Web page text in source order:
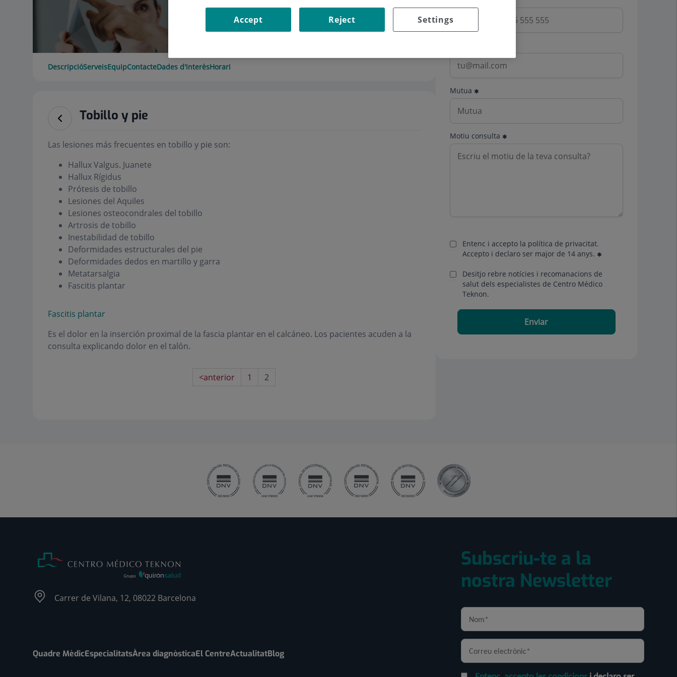
DescripcióServeisEquipContacteDades d'interèsHorari
Tobillo y pie
Las lesiones más frecuentes en tobillo y pie son:
Hallux Valgus. Juanete
Hallux Rígidus
Prótesis de tobillo
Lesiones del Aquiles
Lesiones osteocondrales del tobillo
Artrosis de tobillo
Inestabilidad de tobillo
Deformidades estructurales del pie
Deformidades dedos en martillo y garra
Metatarsalgia
Fascitis plantar
Fascitis plantar
Es el dolor en la inserción proximal de la fascia plantar en el calcáneo. Los pacientes acuden a la
consulta explicando dolor en el talón.
<anterior 1 2
Mutua
Motiu consulta
Entenc i accepto la política de privacitat.
Accepto i declaro ser major de 14 anys.
Desitjo rebre notícies i recomanacions de
salut dels especialistes de Centro Médico
Teknon.
Enviar
Carrer de Vilana, 12, 08022 Barcelona
Quadre MèdicEspecialitatsÀrea diagnòsticaEl CentreActualitatBlog
Subscriu-te a la
nostra Newsletter
Settings
Reject
Accept